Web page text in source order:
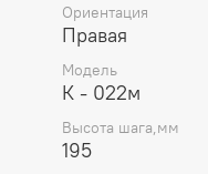
Ориентация
Правая
Модель
К - 022м
Высота шага,мм
195